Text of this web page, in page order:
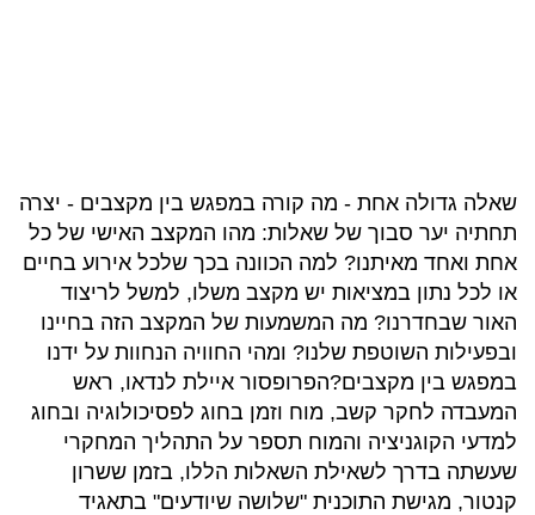
שאלה גדולה אחת - מה קורה במפגש בין מקצבים - יצרה
תחתיה יער סבוך של שאלות: מהו המקצב האישי של כל
אחת ואחד מאיתנו? למה הכוונה בכך שלכל אירוע בחיים
או לכל נתון במציאות יש מקצב משלו, למשל לריצוד
האור שבחדרנו? מה המשמעות של המקצב הזה בחיינו
ובפעילות השוטפת שלנו? ומהי החוויה הנחוות על ידנו
במפגש בין מקצבים?הפרופסור איילת לנדאו, ראש
המעבדה לחקר קשב, מוח וזמן בחוג לפסיכולוגיה ובחוג
למדעי הקוגניציה והמוח תספר על התהליך המחקרי
שעשתה בדרך לשאילת השאלות הללו, בזמן ששרון
קנטור, מגישת התוכנית "שלושה שיודעים" בתאגיד